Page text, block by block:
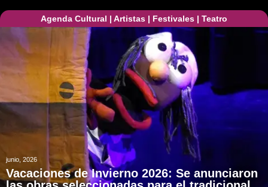
Agenda Cultural | Artistas | Festivales | Teatro
junio, 2026
Vacaciones de Invierno 2026: Se anunciaron